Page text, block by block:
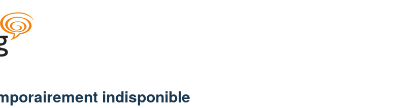
indisponible